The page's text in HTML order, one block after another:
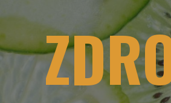
content